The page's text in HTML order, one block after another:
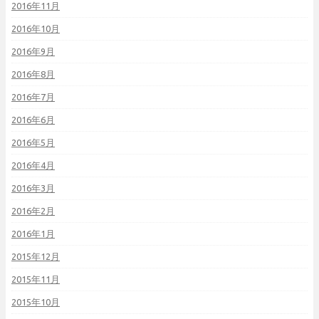
2016年11月
2016年10月
2016年9月
2016年8月
2016年7月
2016年6月
2016年5月
2016年4月
2016年3月
2016年2月
2016年1月
2015年12月
2015年11月
2015年10月